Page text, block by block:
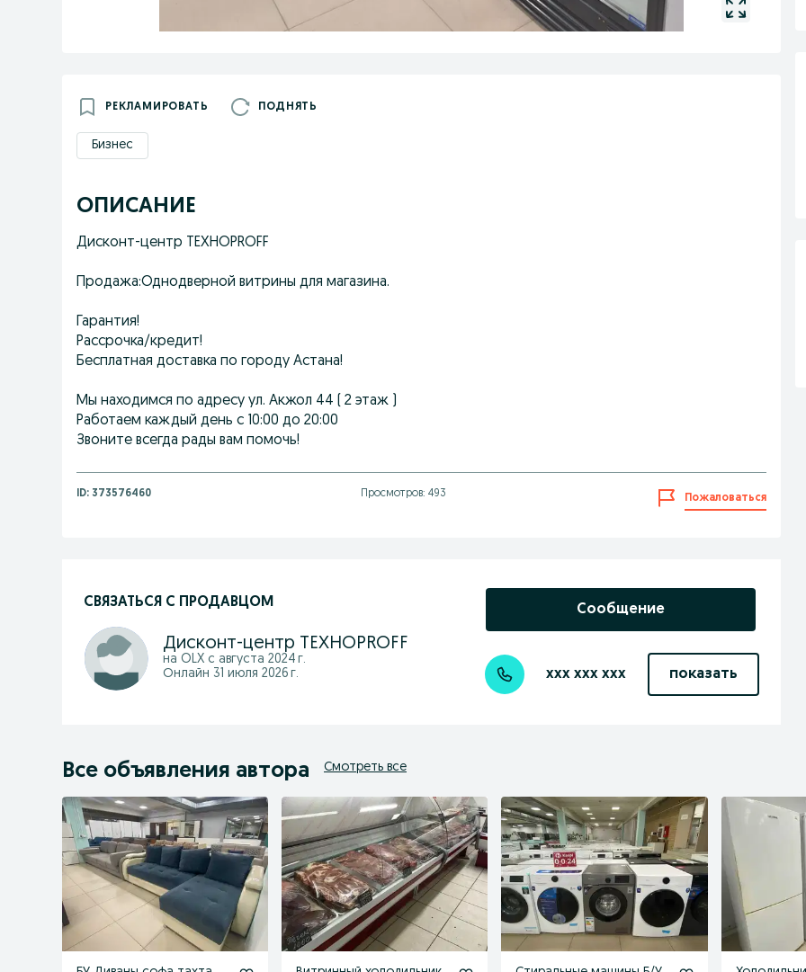
РЕКЛАМИРОВАТЬ ПОДНЯТЬ
Бизнес
ОПИСАНИЕ
Дисконт-центр ТЕХНОPROFF
Продажа:Однодверной витрины для магазина.
Гарантия!
Рассрочка/кредит!
Бесплатная доставка по городу Астана!
Мы находимся по адресу ул. Акжол 44 ( 2 этаж )
Работаем каждый день с 10:00 до 20:00
Звоните всегда рады вам помочь!
ID: 373576460 Просмотров: 493 Пожаловаться
СВЯЗАТЬСЯ С ПРОДАВЦОМ
Дисконт-центр ТЕХНОPROFF
на OLX с августа 2024 г.
Онлайн 31 июля 2026 г.
Сообщение
xxx xxx xxx показать
Все объявления автора Смотреть все